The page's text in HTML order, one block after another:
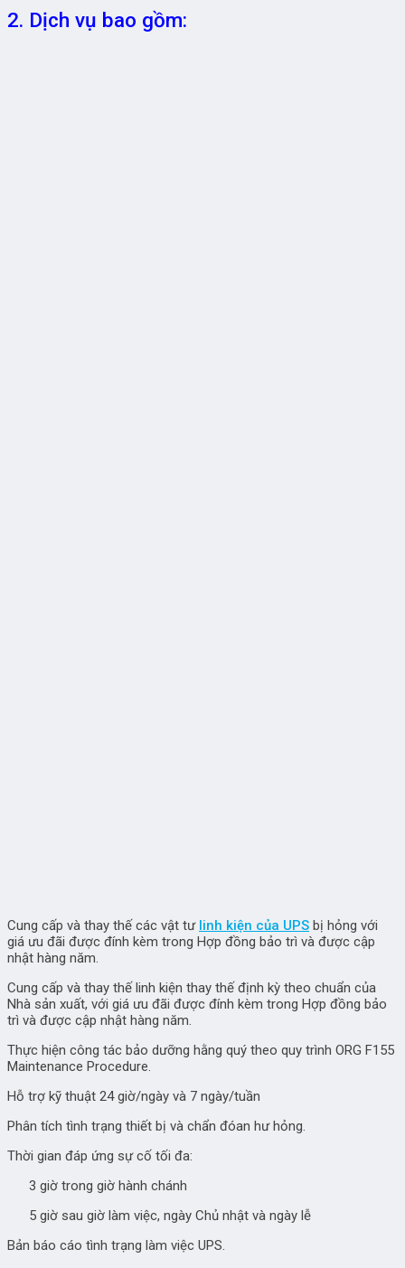
2. Dịch vụ bao gồm:
Cung cấp và thay thế các vật tư linh kiện của UPS bị hỏng với
giá ưu đãi được đính kèm trong Hợp đồng bảo trì và được cập
nhật hàng năm.
Cung cấp và thay thế linh kiện thay thế định kỳ theo chuẩn của
Nhà sản xuất, với giá ưu đãi được đính kèm trong Hợp đồng bảo
trì và được cập nhật hàng năm.
Thực hiện công tác bảo dưỡng hằng quý theo quy trình ORG F155
Maintenance Procedure.
Hỗ trợ kỹ thuật 24 giờ/ngày và 7 ngày/tuần
Phân tích tình trạng thiết bị và chẩn đóan hư hỏng.
Thời gian đáp ứng sự cố tối đa:
3 giờ trong giờ hành chánh
5 giờ sau giờ làm việc, ngày Chủ nhật và ngày lễ
Bản báo cáo tình trạng làm việc UPS.